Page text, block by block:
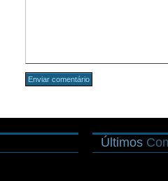
Últimos